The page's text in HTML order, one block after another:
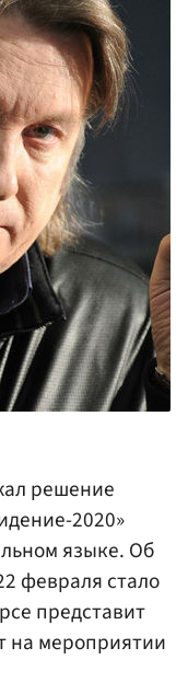
решение
2020»
языке. Об
февраля стало
представит
на мероприятии